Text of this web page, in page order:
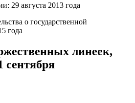
29 августа 2013 года
о государственной
года
линеек,
сентября